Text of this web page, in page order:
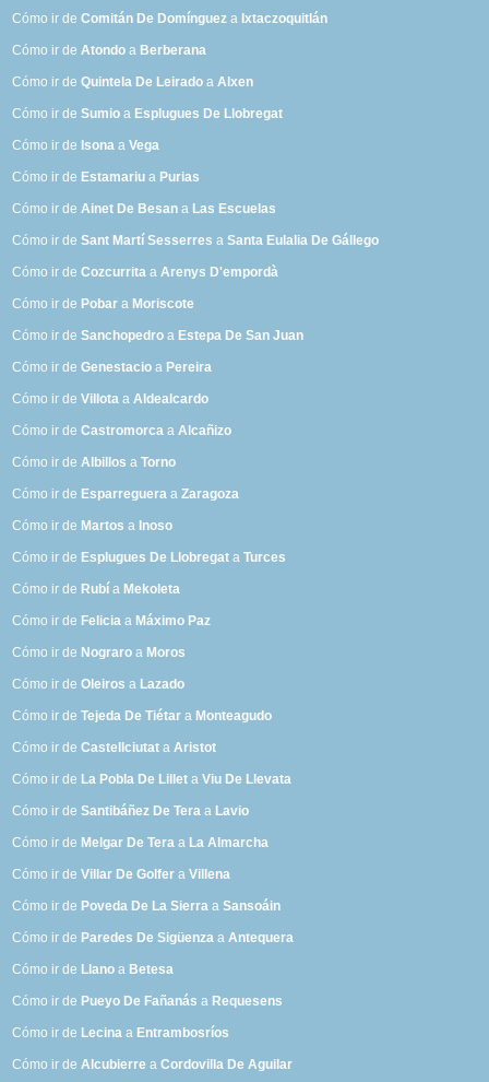
Cómo ir deComitán De Domínguez a Ixtaczoquitlán
Cómo ir deAtondo a Berberana
Cómo ir deQuintela De Leirado aAlxen
Cómo ir deSumio a Esplugues De Llobregat
Cómo ir de Isona aVega
Cómo ir de Estamariu a Purias
Cómo ir deAinet De Besan a Las Escuelas
Cómo ir deSant Martí Sesserres aSanta Eulalia De Gállego
Cómo ir deCozcurrita aArenys D'empordà
Cómo ir de Pobar a Moriscote
Cómo ir deSanchopedro a Estepa De San Juan
Cómo ir deGenestacio a Pereira
Cómo ir deVillota aAldealcardo
Cómo ir deCastromorca aAlcañizo
Cómo ir deAlbillos aTorno
Cómo ir de Esparreguera aZaragoza
Cómo ir de Martos a Inoso
Cómo ir de Esplugues De Llobregat aTurces
Cómo ir de Rubí a Mekoleta
Cómo ir de Felicia a Máximo Paz
Cómo ir de Nograro a Moros
Cómo ir deOleiros a Lazado
Cómo ir deTejeda De Tiétar a Monteagudo
Cómo ir deCastellciutat aAristot
Cómo ir de La Pobla De Lillet aViu De Llevata
Cómo ir deSantibáñez De Tera a Lavio
Cómo ir de Melgar De Tera a La Almarcha
Cómo ir deVillar De Golfer aVillena
Cómo ir de Poveda De La Sierra aSansoáin
Cómo ir de Paredes De Sigüenza aAntequera
Cómo ir de Llano a Betesa
Cómo ir de Pueyo De Fañanás a Requesens
Cómo ir de Lecina a Entrambosríos
Cómo ir deAlcubierre aCordovilla De Aguilar